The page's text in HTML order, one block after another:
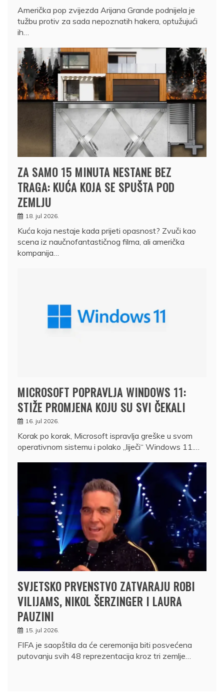
Američka pop zvijezda Arijana Grande podnijela je
tužbu protiv za sada nepoznatih hakera, optužujući
ih…
ZA SAMO 15 MINUTA NESTANE BEZ
TRAGA: KUĆA KOJA SE SPUŠTA POD
ZEMLJU
18. jul 2026.
Kuća koja nestaje kada prijeti opasnost? Zvuči kao
scena iz naučnofantastičnog filma, ali američka
kompanija…
MICROSOFT POPRAVLJA WINDOWS 11:
STIŽE PROMJENA KOJU SU SVI ČEKALI
16. jul 2026.
Korak po korak, Microsoft ispravlja greške u svom
operativnom sistemu i polako „liječi“ Windows 11.…
SVJETSKO PRVENSTVO ZATVARAJU ROBI
VILIJAMS, NIKOL ŠERZINGER I LAURA
PAUZINI
15. jul 2026.
FIFA je saopštila da će ceremonija biti posvećena
putovanju svih 48 reprezentacija kroz tri zemlje…